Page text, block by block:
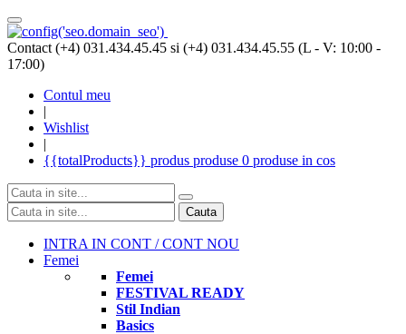
Contact (+4) 031.434.45.45 si (+4) 031.434.45.55 (L - V: 10:00 -
17:00)
Contul meu
|
Wishlist
|
{{totalProducts}} produs produse 0 produse in cos
Cauta
INTRA IN CONT / CONT NOU
Femei
Femei
FESTIVAL READY
Stil Indian
Basics